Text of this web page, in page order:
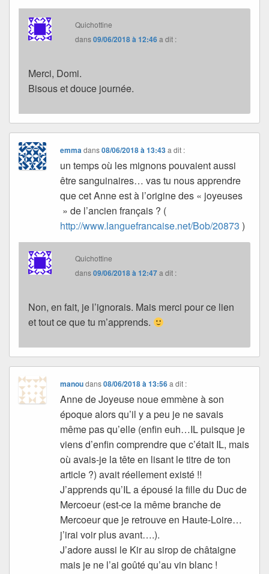
Quichottine
dans09/06/2018 à 12:46a dit :
Merci, Domi.
Bisous et douce journée.
emmadans08/06/2018 à 13:43 a dit :
un temps où les mignons pouvaient aussi
être sanguinaires… vas tu nous apprendre
que cet Anne est à l’origine des « joyeuses
» de l’ancien français ? (
http://www.languefrancaise.net/Bob/20873 )
Quichottine
dans09/06/2018 à 12:47a dit :
Non, en fait, je l’ignorais. Mais merci pour ce lien
et tout ce que tu m’apprends.
manoudans08/06/2018 à 13:56 a dit :
Anne de Joyeuse noue emmène à son
époque alors qu’il y a peu je ne savais
même pas qu’elle (enfin euh…IL puisque je
viens d’enfin comprendre que c’était IL, mais
où avais-je la tête en lisant le titre de ton
article ?) avait réellement existé !!
J’apprends qu’IL a épousé la fille du Duc de
Mercoeur (est-ce la même branche de
Mercoeur que je retrouve en Haute-Loire…
j’irai voir plus avant….).
J’adore aussi le Kir au sirop de châtaigne
mais je ne l’ai goûté qu’au vin blanc !